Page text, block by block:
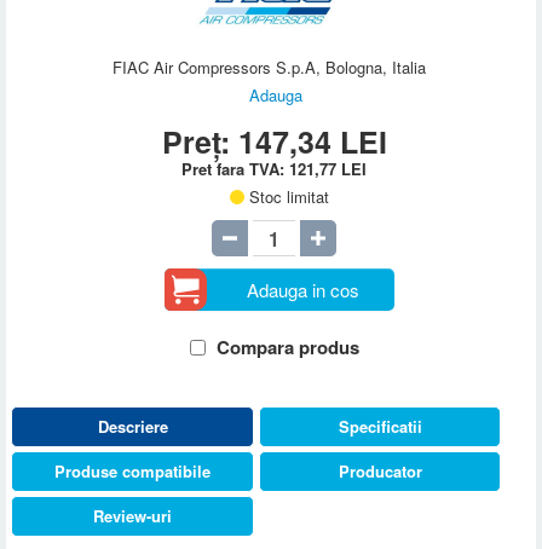
FIAC Air Compressors S.p.A, Bologna, Italia
Adauga
Preț: 147,34 LEI
Pret fara TVA:121,77 LEI
Stoc limitat
Adauga in cos
Compara produs
Descriere
Specificatii
Produse compatibile
Producator
Review-uri